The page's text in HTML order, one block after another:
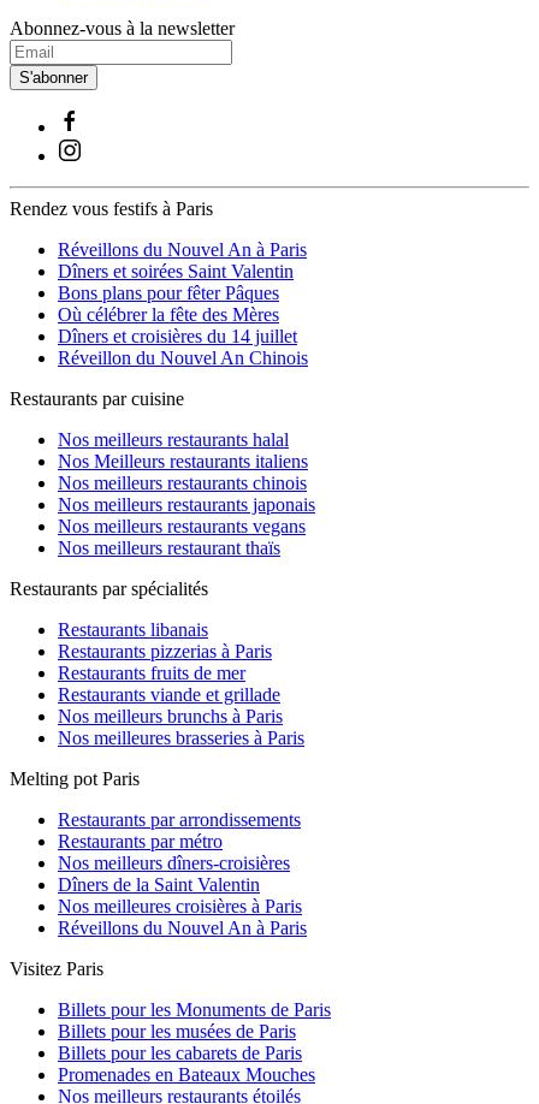
Abonnez-vous à la newsletter
S'abonner
Rendez vous festifs à Paris
Réveillons du Nouvel An à Paris
Dîners et soirées Saint Valentin
Bons plans pour fêter Pâques
Où célébrer la fête des Mères
Dîners et croisières du 14 juillet
Réveillon du Nouvel An Chinois
Restaurants par cuisine
Nos meilleurs restaurants halal
Nos Meilleurs restaurants italiens
Nos meilleurs restaurants chinois
Nos meilleurs restaurants japonais
Nos meilleurs restaurants vegans
Nos meilleurs restaurant thaïs
Restaurants par spécialités
Restaurants libanais
Restaurants pizzerias à Paris
Restaurants fruits de mer
Restaurants viande et grillade
Nos meilleurs brunchs à Paris
Nos meilleures brasseries à Paris
Melting pot Paris
Restaurants par arrondissements
Restaurants par métro
Nos meilleurs dîners-croisières
Dîners de la Saint Valentin
Nos meilleures croisières à Paris
Réveillons du Nouvel An à Paris
Visitez Paris
Billets pour les Monuments de Paris
Billets pour les musées de Paris
Billets pour les cabarets de Paris
Promenades en Bateaux Mouches
Nos meilleurs restaurants étoilés